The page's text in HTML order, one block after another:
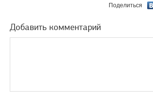
Поделиться
Добавить комментарий